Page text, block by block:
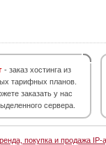
- заказ хостинга из
тарифных планов.
заказать у нас
сервера.
покупка и продажа IP-